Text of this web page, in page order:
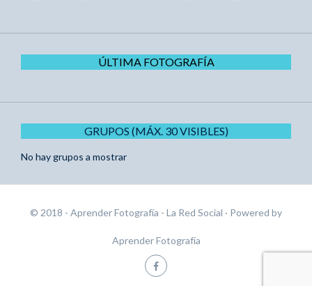
ÚLTIMA FOTOGRAFÍA
GRUPOS (MÁX. 30 VISIBLES)
No hay grupos a mostrar
© 2018 - Aprender Fotografía - La Red Social · Powered by
Aprender Fotografía